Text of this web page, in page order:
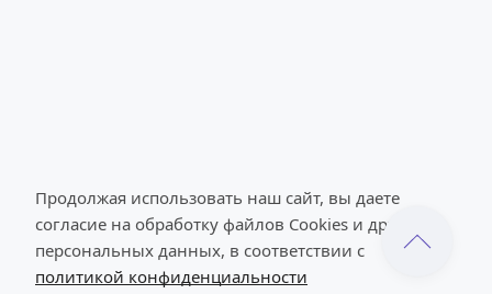
Продолжая использовать наш сайт, вы даете
согласие на обработку файлов Cookies и других
политикой конфиденциальности